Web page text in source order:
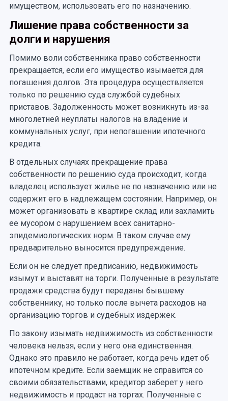
имуществом, использовать его по назначению.
Лишение права собственности за
долги и нарушения
Помимо воли собственника право собственности
прекращается, если его имущество изымается для
погашения долгов. Эта процедура осуществляется
только по решению суда службой судебных
приставов. Задолженность может возникнуть из-за
многолетней неуплаты налогов на владение и
коммунальных услуг, при непогашении ипотечного
кредита.
В отдельных случаях прекращение права
собственности по решению суда происходит, когда
владелец использует жилье не по назначению или не
содержит его в надлежащем состоянии. Например, он
может организовать в квартире склад или захламить
ее мусором с нарушением всех санитарно-
эпидемиологических норм. В таком случае ему
предварительно выносится предупреждение.
Если он не следует предписанию, недвижимость
изымут и выставят на торги. Полученные в результате
продажи средства будут переданы бывшему
собственнику, но только после вычета расходов на
организацию торгов и судебных издержек.
По закону изымать недвижимость из собственности
человека нельзя, если у него она единственная.
Однако это правило не работает, когда речь идет об
ипотечном кредите. Если заемщик не справится со
своими обязательствами, кредитор заберет у него
недвижимость и продаст на торгах. Полученные с